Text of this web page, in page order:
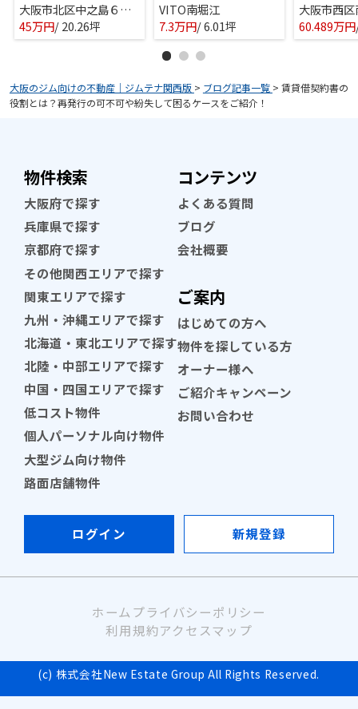
大阪市北区中之島６丁目のマンション(一室)
45万円/ 20.26坪
VITO南堀江
7.3万円/ 6.01坪 60.489万円
大阪のジム向けの不動産｜ジムテナ関西版 > ブログ記事一覧 > 賃貸借契約書の
役割とは？再発行の可不可や紛失して困るケースをご紹介！
物件検索
大阪府で探す
兵庫県で探す
京都府で探す
その他関西エリアで探す
関東エリアで探す
九州・沖縄エリアで探す
北海道・東北エリアで探す
北陸・中部エリアで探す
中国・四国エリアで探す
低コスト物件
個人パーソナル向け物件
大型ジム向け物件
路面店舗物件
コンテンツ
よくある質問
ブログ
会社概要
ご案内
はじめての方へ
物件を探している方
オーナー様へ
ご紹介キャンペーン
お問い合わせ
ログイン 新規登録
ホーム プライバシーポリシー
利用規約アクセスマップ
(c) 株式会社New Estate Group All Rights Reserved.